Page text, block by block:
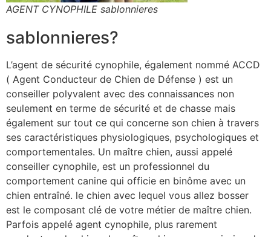
AGENT CYNOPHILE sablonnieres
sablonnieres?
L’agent de sécurité cynophile, également nommé ACCD
( Agent Conducteur de Chien de Défense ) est un
conseiller polyvalent avec des connaissances non
seulement en terme de sécurité et de chasse mais
également sur tout ce qui concerne son chien à travers
ses caractéristiques physiologiques, psychologiques et
comportementales. Un maître chien, aussi appelé
conseiller cynophile, est un professionnel du
comportement canine qui officie en binôme avec un
chien entraîné. le chien avec lequel vous allez bosser
est le composant clé de votre métier de maître chien.
Parfois appelé agent cynophile, plus rarement